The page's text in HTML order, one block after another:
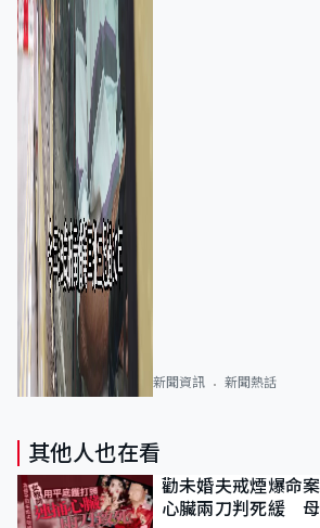
新聞資訊 新聞熱話
其他人也在看
勸未婚夫戒煙爆命
心臟兩刀判死緩